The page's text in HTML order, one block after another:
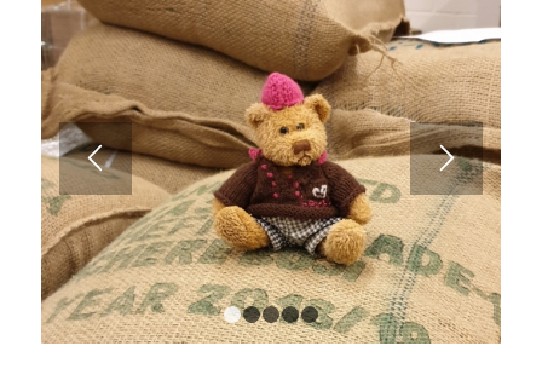
1 2 3 4 5